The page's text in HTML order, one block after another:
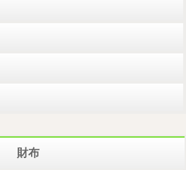
財布